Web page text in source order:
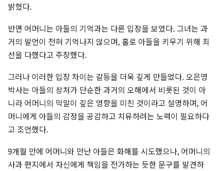
밝혔다.
반면 어머니는 아들의 기억과는 다른 입장을 보였다. 그녀는 과
거의 발언이 전혀 기억나지 않으며, 홀로 아들을 키우기 위해 최
선을 다했다고 주장했다.
그러나 이러한 입장 차이는 갈등을 더욱 깊게 만들었다. 오은영
박사는 아들의 상처가 단순한 과거의 오해에서 비롯된 것이 아
니라 어머니의 막말이 깊은 영향을 미친 것이라고 설명하며, 어
머니에게 아들의 감정을 공감하고 치유하려는 노력이 필요하다
고 조언했다.
9개월 만에 어머니와 만난 아들은 화해를 시도했으나, 어머니의
사과 편지에서 자신에게 책임을 전가하는 듯한 문구를 발견하